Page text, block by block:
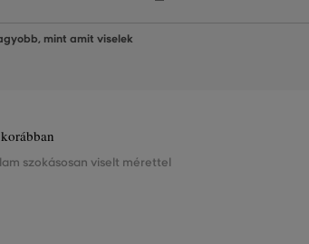
mint amit viselek
szokásosan viselt mérettel